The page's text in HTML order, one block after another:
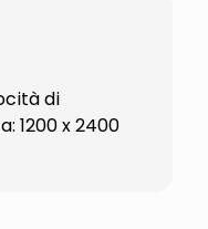
di
1200 x 2400